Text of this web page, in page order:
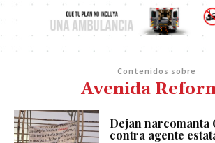
Contenidos sobre
Avenida
Dejan narcomanta
contra agente